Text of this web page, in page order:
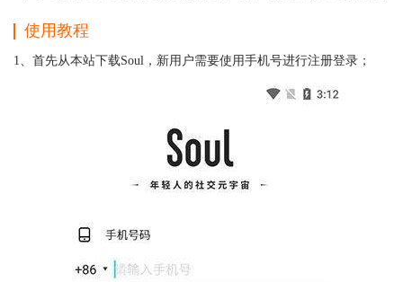
使用教程
1、首先从本站下载Soul，新用户需要使用手机号进行注册登录；